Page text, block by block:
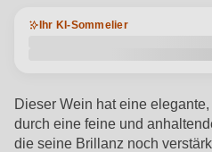
Ihr KI-Sommelier
Dieser Wein hat eine
durch eine feine und
die seine Brillanz noch